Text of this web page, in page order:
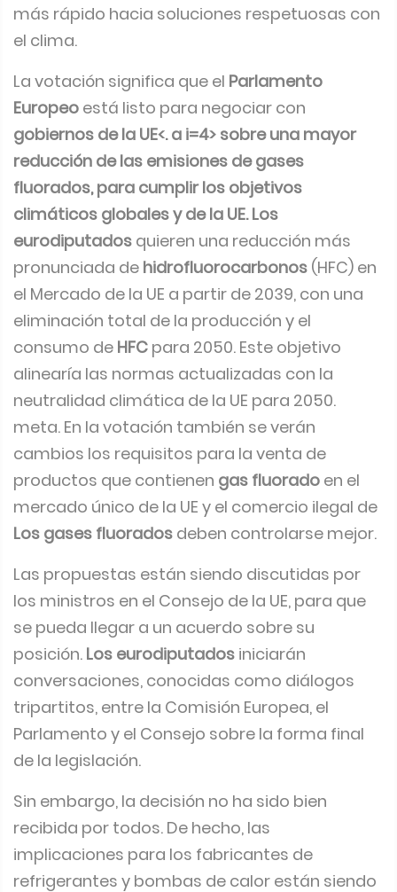
más rápido hacia soluciones respetuosas con
el clima.
La votación significa que el Parlamento
Europeo está listo para negociar con
gobiernos de la UE<. a i=4> sobre una mayor
reducción de las emisiones de gases
fluorados, para cumplir los objetivos
climáticos globales y de la UE.Los
eurodiputados quieren una reducción más
pronunciada de hidrofluorocarbonos (HFC) en
el Mercado de la UE a partir de 2039, con una
eliminación total de la producción y el
consumo de HFC para 2050. Este objetivo
alinearía las normas actualizadas con la
neutralidad climática de la UE para 2050.
meta. En la votación también se verán
cambios los requisitos para la venta de
productos que contienen gas fluorado en el
mercado único de la UE y el comercio ilegal de
Los gases fluorados deben controlarse mejor.
Las propuestas están siendo discutidas por
los ministros en el Consejo de la UE, para que
se pueda llegar a un acuerdo sobre su
posición. Los eurodiputados iniciarán
conversaciones, conocidas como diálogos
tripartitos, entre la Comisión Europea, el
Parlamento y el Consejo sobre la forma final
de la legislación.
Sin embargo, la decisión no ha sido bien
recibida por todos. De hecho, las
implicaciones para los fabricantes de
refrigerantes y bombas de calor están siendo